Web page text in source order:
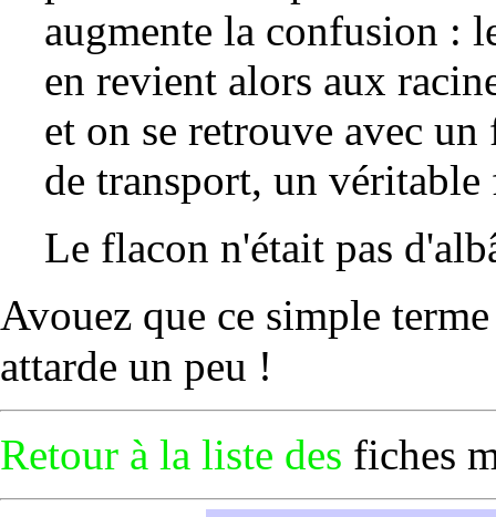
augmente la confusion :
en revient alors aux
et on se retrouve avec
de transport, un
Le flacon n'était pas
Avouez que ce simple
attarde un peu !
Retour à la liste des fiches